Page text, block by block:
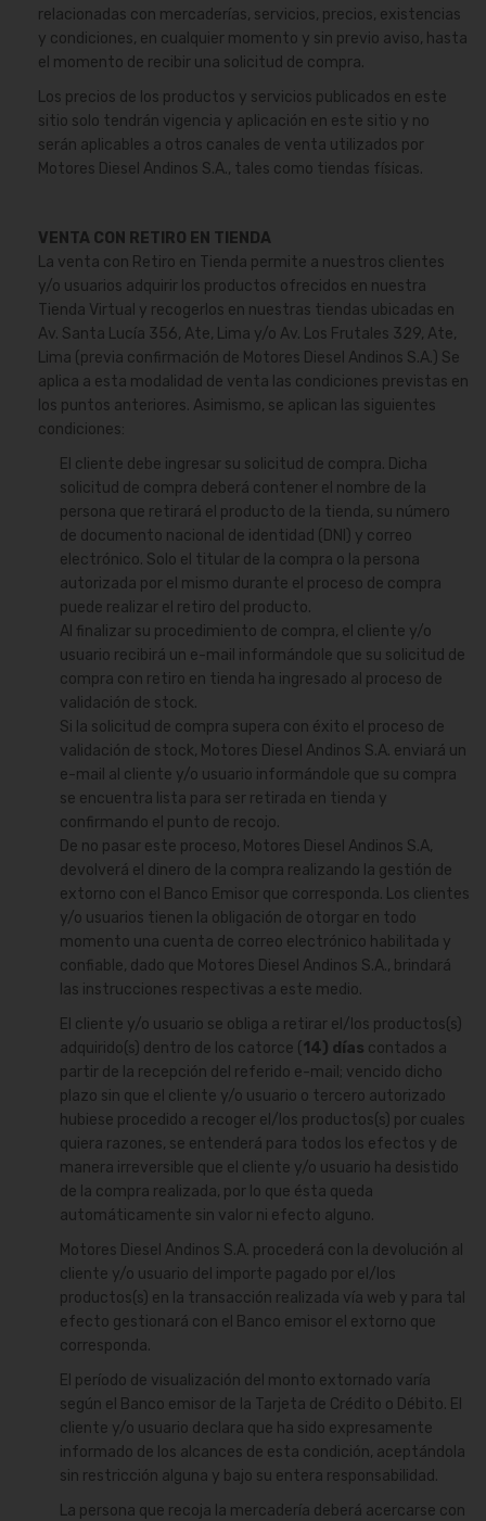
relacionadas con mercaderías, servicios, precios, existencias
y condiciones, en cualquier momento y sin previo aviso, hasta
el momento de recibir una solicitud de compra.
Los precios de los productos y servicios publicados en este
sitio solo tendrán vigencia y aplicación en este sitio y no
serán aplicables a otros canales de venta utilizados por
Motores Diesel Andinos S.A., tales como tiendas físicas.
VENTA CON RETIRO EN TIENDA
La venta con Retiro en Tienda permite a nuestros clientes
y/o usuarios adquirir los productos ofrecidos en nuestra
Tienda Virtual y recogerlos en nuestras tiendas ubicadas en
Av. Santa Lucía 356, Ate, Lima y/o Av. Los Frutales 329, Ate,
Lima (previa confirmación de Motores Diesel Andinos S.A.) Se
aplica a esta modalidad de venta las condiciones previstas en
los puntos anteriores. Asimismo, se aplican las siguientes
condiciones:
El cliente debe ingresar su solicitud de compra. Dicha
solicitud de compra deberá contener el nombre de la
persona que retirará el producto de la tienda, su número
de documento nacional de identidad (DNI) y correo
electrónico. Solo el titular de la compra o la persona
autorizada por el mismo durante el proceso de compra
puede realizar el retiro del producto.
Al finalizar su procedimiento de compra, el cliente y/o
usuario recibirá un e-mail informándole que su solicitud de
compra con retiro en tienda ha ingresado al proceso de
validación de stock.
Si la solicitud de compra supera con éxito el proceso de
validación de stock, Motores Diesel Andinos S.A. enviará un
e-mail al cliente y/o usuario informándole que su compra
se encuentra lista para ser retirada en tienda y
confirmando el punto de recojo.
De no pasar este proceso, Motores Diesel Andinos S.A,
devolverá el dinero de la compra realizando la gestión de
extorno con el Banco Emisor que corresponda. Los clientes
y/o usuarios tienen la obligación de otorgar en todo
momento una cuenta de correo electrónico habilitada y
confiable, dado que Motores Diesel Andinos S.A., brindará
las instrucciones respectivas a este medio.
El cliente y/o usuario se obliga a retirar el/los productos(s)
adquirido(s) dentro de los catorce (14) días contados a
partir de la recepción del referido e-mail; vencido dicho
plazo sin que el cliente y/o usuario o tercero autorizado
hubiese procedido a recoger el/los productos(s) por cuales
quiera razones, se entenderá para todos los efectos y de
manera irreversible que el cliente y/o usuario ha desistido
de la compra realizada, por lo que ésta queda
automáticamente sin valor ni efecto alguno.
Motores Diesel Andinos S.A. procederá con la devolución al
cliente y/o usuario del importe pagado por el/los
productos(s) en la transacción realizada vía web y para tal
efecto gestionará con el Banco emisor el extorno que
corresponda.
El período de visualización del monto extornado varía
según el Banco emisor de la Tarjeta de Crédito o Débito. El
cliente y/o usuario declara que ha sido expresamente
informado de los alcances de esta condición, aceptándola
sin restricción alguna y bajo su entera responsabilidad.
La persona que recoja la mercadería deberá acercarse con